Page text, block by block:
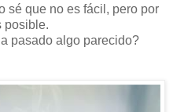
sé que no es fácil, pero por
posible.
pasado algo parecido?